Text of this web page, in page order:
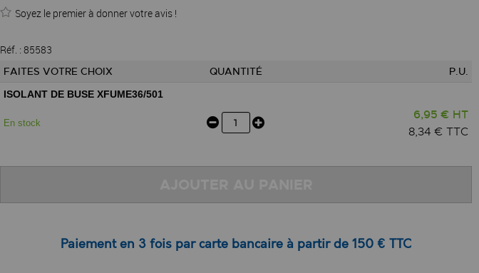
Soyez le premier à donner votre avis !
Réf. : 85583
FAITES VOTRE CHOIX QUANTITÉ P.U.
ISOLANT DE BUSE XFUME36/501
En stock
6,95 € HT
8,34 € TTC
Paiement en 3 fois par carte bancaire à partir de 150 € TTC